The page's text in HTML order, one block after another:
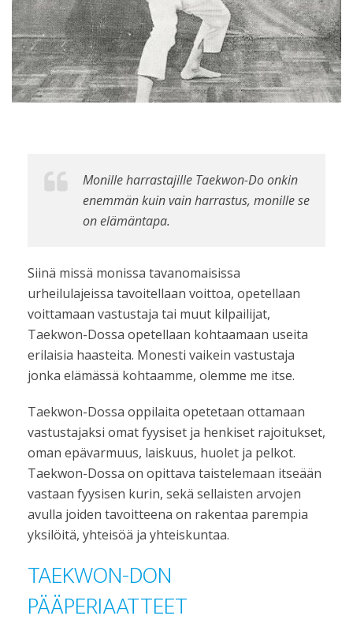
Monille harrastajille Taekwon-Do onkin
enemmän kuin vain harrastus, monille se
on elämäntapa.
Siinä missä monissa tavanomaisissa
urheilulajeissa tavoitellaan voittoa, opetellaan
voittamaan vastustaja tai muut kilpailijat,
Taekwon-Dossa opetellaan kohtaamaan useita
erilaisia haasteita. Monesti vaikein vastustaja
jonka elämässä kohtaamme, olemme me itse.
Taekwon-Dossa oppilaita opetetaan ottamaan
vastustajaksi omat fyysiset ja henkiset rajoitukset,
oman epävarmuus, laiskuus, huolet ja pelkot.
Taekwon-Dossa on opittava taistelemaan itseään
vastaan fyysisen kurin, sekä sellaisten arvojen
avulla joiden tavoitteena on rakentaa parempia
yksilöitä, yhteisöä ja yhteiskuntaa.
TAEKWON-DON
PÄÄPERIAATTEET